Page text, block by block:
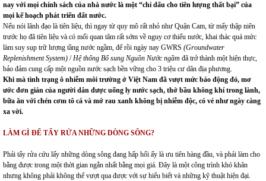
nay với mọi chính sách của nhà nước là một “chỉ dấu cho tiên lượng thất bại” của
mọi kế hoạch phát triển đất nước.
Nếu nói lãnh đạo là tiên liệu, thì ngay từ quy mô rất nhỏ như Quận Cam, từ mấy thập niên
trước họ đã tiên liệu và có mối quan tâm rất sớm về nguy cơ thiếu nước, khai thác quá mức
làm suy sụp trữ lượng tầng nước ngầm, để rồi ngày nay GWRS (Groundwater
Replenishment System) /Hệ thống Bổ sung Nguồn Nước ngầm đã trở thành một hiện thực,
bảo đảm cung cấp một nguồn nước sạch bền vững cho 3 triệu cư dân địa phương.
Khi mà tình trạng ô nhiễm môi trường ở Việt Nam đã vượt mức báo động đỏ, mơ
ước đơn giản của người dân được uống ly nước sạch, thở bầu không khí trong lành,
bữa ăn với chén cơm tô cá và mớ rau xanh không bị nhiễm độc, có vẻ như ngày càng
xa vời.
LÀM GÌ ĐỂ TẨY RỬA NHỮNG DÒNG SÔNG?
Phải tẩy rửa cứu lấy những dòng sông đang hấp hối ấy là ưu tiên hàng đầu, và phải làm cho
bằng được trong một thời gian ngắn nhất bằng mọi giá. Đây là một công trình khó khăn
nhưng không phải không thể vượt qua được với sự hiểu biết và những kỹ thuật hiện đại.